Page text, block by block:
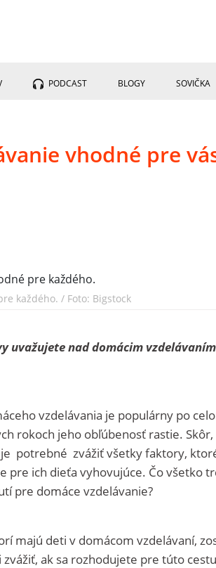
PODCAST BLOGY SOVIČKA
vhodné pre
každého. / Foto: Bigstock
uvažujete nad domácim
vzdelávania je populárny po
rokoch jeho obľúbenosť rastie.
potrebné zvážiť všetky faktory,
pre ich dieťa vyhovujúce. Čo všetko
pre domáce vzdelávanie?
majú deti v domácom vzdelávaní,
zvážiť, ak sa rozhodujete pre túto